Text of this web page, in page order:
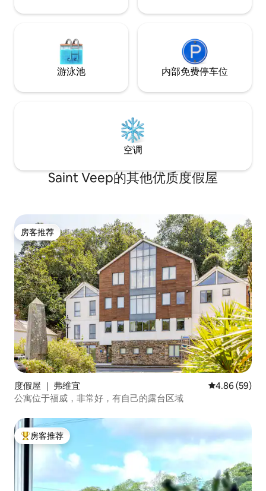
游泳池 内部免费停车位
空调
Saint Veep的其他优质度假屋
房客推荐
房客推荐
度假屋 ｜ 弗维宜 平均评分 4.86
4.86 (59)
公寓位于福威，非常好，有自己的露台区域
热门「房客推荐」
房客推荐